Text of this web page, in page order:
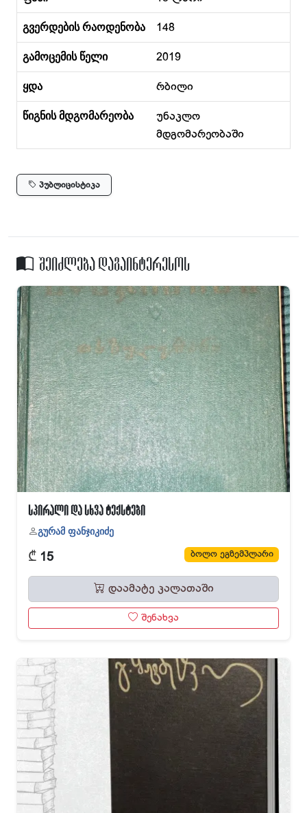
გვერდების რაოდენობა 148
გამოცემის წელი 2019
ყდა რბილი
წიგნის მდგომარეობა
უნაკლო
მდგომარეობაში
პუბლიცისტიკა
შეიძლება დაგაინტერესოს
სპირალი და სხვა ტექსტები
გურამ ფანჯიკიძე
₾ 15 ბოლო ეგზემპლარი
დაამატე კალათაში
შენახვა